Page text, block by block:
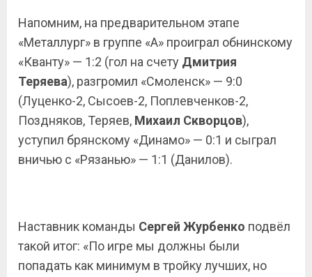
Напомним, на предварительном этапе
«Металлург» в группе «А» проиграл обнинскому
«Кванту» — 1:2 (гол на счету Дмитрия
Теряева), разгромил «Смоленск» — 9:0
(Луценко-2, Сысоев-2, Поплевченков-2,
Поздняков, Теряев, Михаил Скворцов),
уступил брянскому «Динамо» — 0:1 и сыграл
вничью с «Рязанью» — 1:1 (Данилов).
Наставник команды Сергей Журбенко подвёл
такой итог: «По игре мы должны были
попадать как минимум в тройку лучших, но